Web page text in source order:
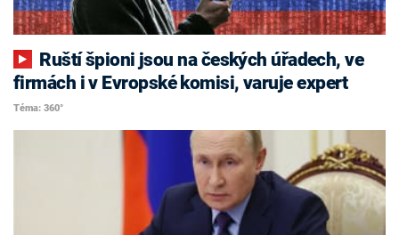
firmách i v Evropské komisi, varuje expert
Téma: 360°